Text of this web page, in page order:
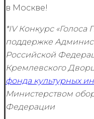
в Москве!
*IV Конкурс
поддержке
Российской
Кремлевского
фонда культурных
Министерством
Федерации